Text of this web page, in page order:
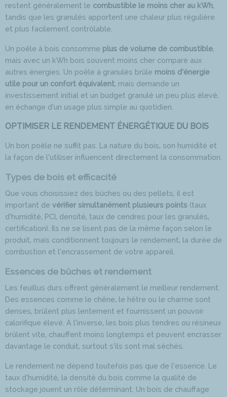
restent généralement le combustible le moins cher au kWh,
tandis que les granulés apportent une chaleur plus régulière
et plus facilement contrôlable.
Un poêle à bois consomme plus de volume de combustible,
mais avec un kWh bois souvent moins cher comparé aux
autres énergies. Un poêle à granulés brûle moins d’énergie
utile pour un confort équivalent, mais demande un
investissement initial et un budget granulé un peu plus élevé,
en échange d’un usage plus simple au quotidien.
OPTIMISER LE RENDEMENT ÉNERGÉTIQUE DU BOIS
Un bon poêle ne suffit pas. La nature du bois, son humidité et
la façon de l’utiliser influencent directement la consommation.
Types de bois et efficacité
Que vous choisissiez des bûches ou des pellets, il est
important de vérifier simultanément plusieurs points (taux
d’humidité, PCI, densité, taux de cendres pour les granulés,
certification). Ils ne se lisent pas de la même façon selon le
produit, mais conditionnent toujours le rendement, la durée de
combustion et l’encrassement de votre appareil.
Essences de bûches et rendement
Les feuillus durs offrent généralement le meilleur rendement.
Des essences comme le chêne, le hêtre ou le charme sont
denses, brûlent plus lentement et fournissent un pouvoir
calorifique élevé. À l’inverse, les bois plus tendres ou résineux
brûlent vite, chauffent moins longtemps et peuvent encrasser
davantage le conduit, surtout s’ils sont mal séchés.
Le rendement ne dépend toutefois pas que de l’essence. Le
taux d’humidité, la densité du bois comme la qualité de
stockage jouent un rôle déterminant. Un bois de chauffage